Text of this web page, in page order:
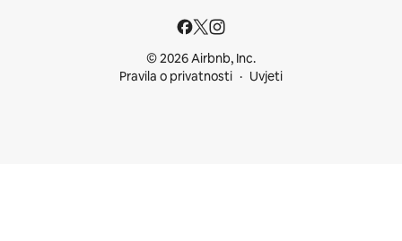
© 2026 Airbnb, Inc.
Pravila o privatnosti
Uvjeti